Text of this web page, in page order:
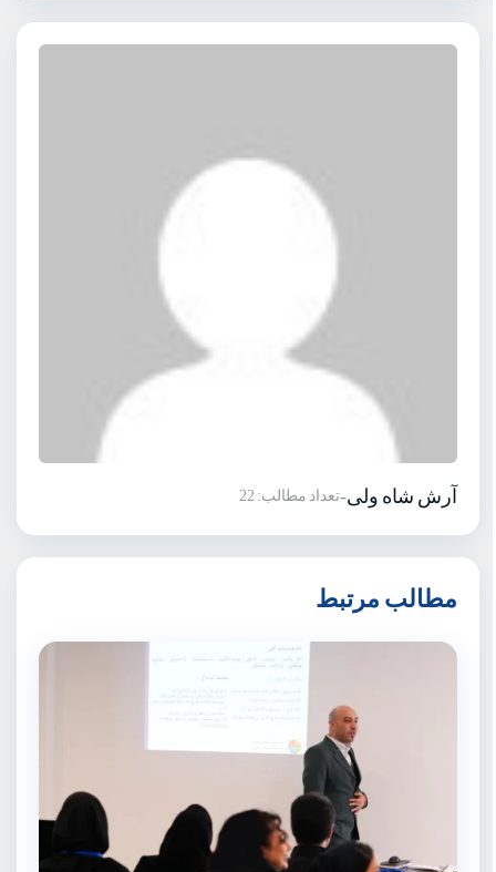
آرش شاه ولی -تعداد مطالب: 22
مطالب مرتبط